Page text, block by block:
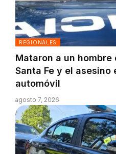
REGIONALES
Mataron a un hombre
Santa Fe y el asesino
automóvil
agosto 7, 2026